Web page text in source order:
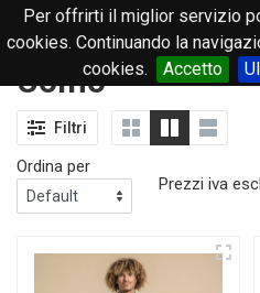
Per offrirti il miglior servizio
cookies. Continuando la
cookies.
Accetto
Uomo
Filtri
Ordina per
Prezzi iva